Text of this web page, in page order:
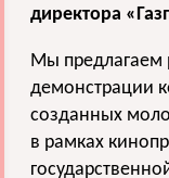
директора
Мы предлагаем
демонстрации
созданных
в рамках